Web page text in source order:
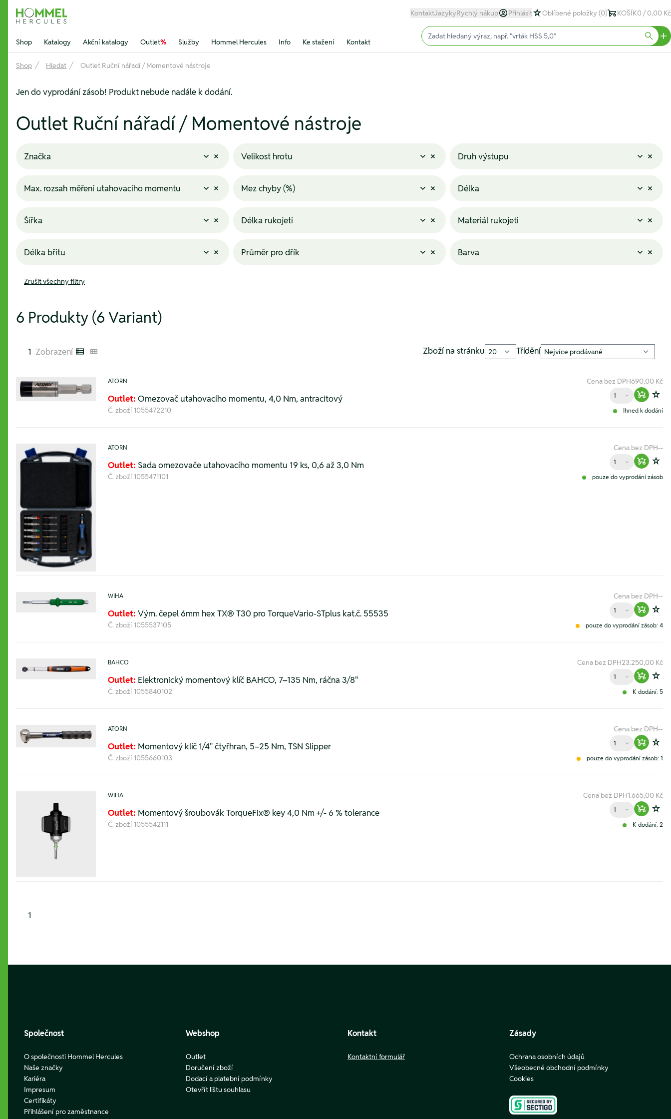
Hommel Hercules
KontaktJazykyRychlý nákup Přihlásit Oblíbené položky (0) KOŠÍK0 / 0,00 Kč
Shop Katalogy Akční katalogy Outlet% Služby Hommel Hercules Info Ke stažení Kontakt
Input (text)
Shop Hledat Outlet Ruční nářadí / Momentové nástroje
Jen do vyprodání zásob! Produkt nebude nadále k dodání.
Outlet Ruční nářadí / Momentové nástroje
Značka Velikost hrotu Druh výstupu
Max. rozsah měření utahovacího momentu Mez chyby (%) Délka
Šířka Délka rukojeti Materiál rukojeti
Délka břitu Průměr pro dřík Barva
Zrušit všechny filtry
6 Produkty (6 Variant)
1 Zobrazení Listenansicht
Kachelansicht Zboží na stránku Třídění
ATORN
Outlet: Omezovač utahovacího momentu, 4,0 Nm, antracitový
Č. zboží 1055472210
Cena bez DPH690,00 Kč
Množství
Zur
Ihned k dodání
ATORN
Outlet: Sada omezovače utahovacího momentu 19 ks, 0,6 až 3,0 Nm
Č. zboží 1055471101
Cena bez DPH--
Množství
Zur
pouze do vyprodání zásob
WIHA
Outlet: Vým. čepel 6mm hex TX® T30 pro TorqueVario-STplus kat.č. 55535
Č. zboží 1055537105
Cena bez DPH--
Množství
Zur
pouze do vyprodání zásob: 4
BAHCO
Outlet: Elektronický momentový klíč BAHCO, 7–135 Nm, ráčna 3/8"
Č. zboží 1055840102
Cena bez DPH23.250,00 Kč
Množství
Zur
K dodání: 5
ATORN
Outlet: Momentový klíč 1/4" čtyřhran, 5–25 Nm, TSN Slipper
Č. zboží 1055660103
Cena bez DPH--
Množství
Zur
pouze do vyprodání zásob: 1
WIHA
Outlet: Momentový šroubovák TorqueFix® key 4,0 Nm +/- 6 % tolerance
Č. zboží 1055542111
Cena bez DPH1.665,00 Kč
Množství
Zur
K dodání: 2
1
Společnost
O společnosti Hommel Hercules
Naše značky
Kariéra
Impresum
Certifikáty
Přihlášení pro zaměstnance
Webshop
Outlet
Doručení zboží
Dodací a platební podmínky
Otevřít lištu souhlasu
Kontakt
Kontaktní formulář
Zásady
Ochrana osobních údajů
Všeobecné obchodní podmínky
Cookies